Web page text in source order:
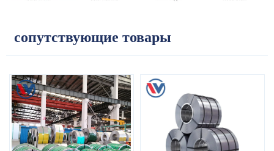
сопутствующие товары